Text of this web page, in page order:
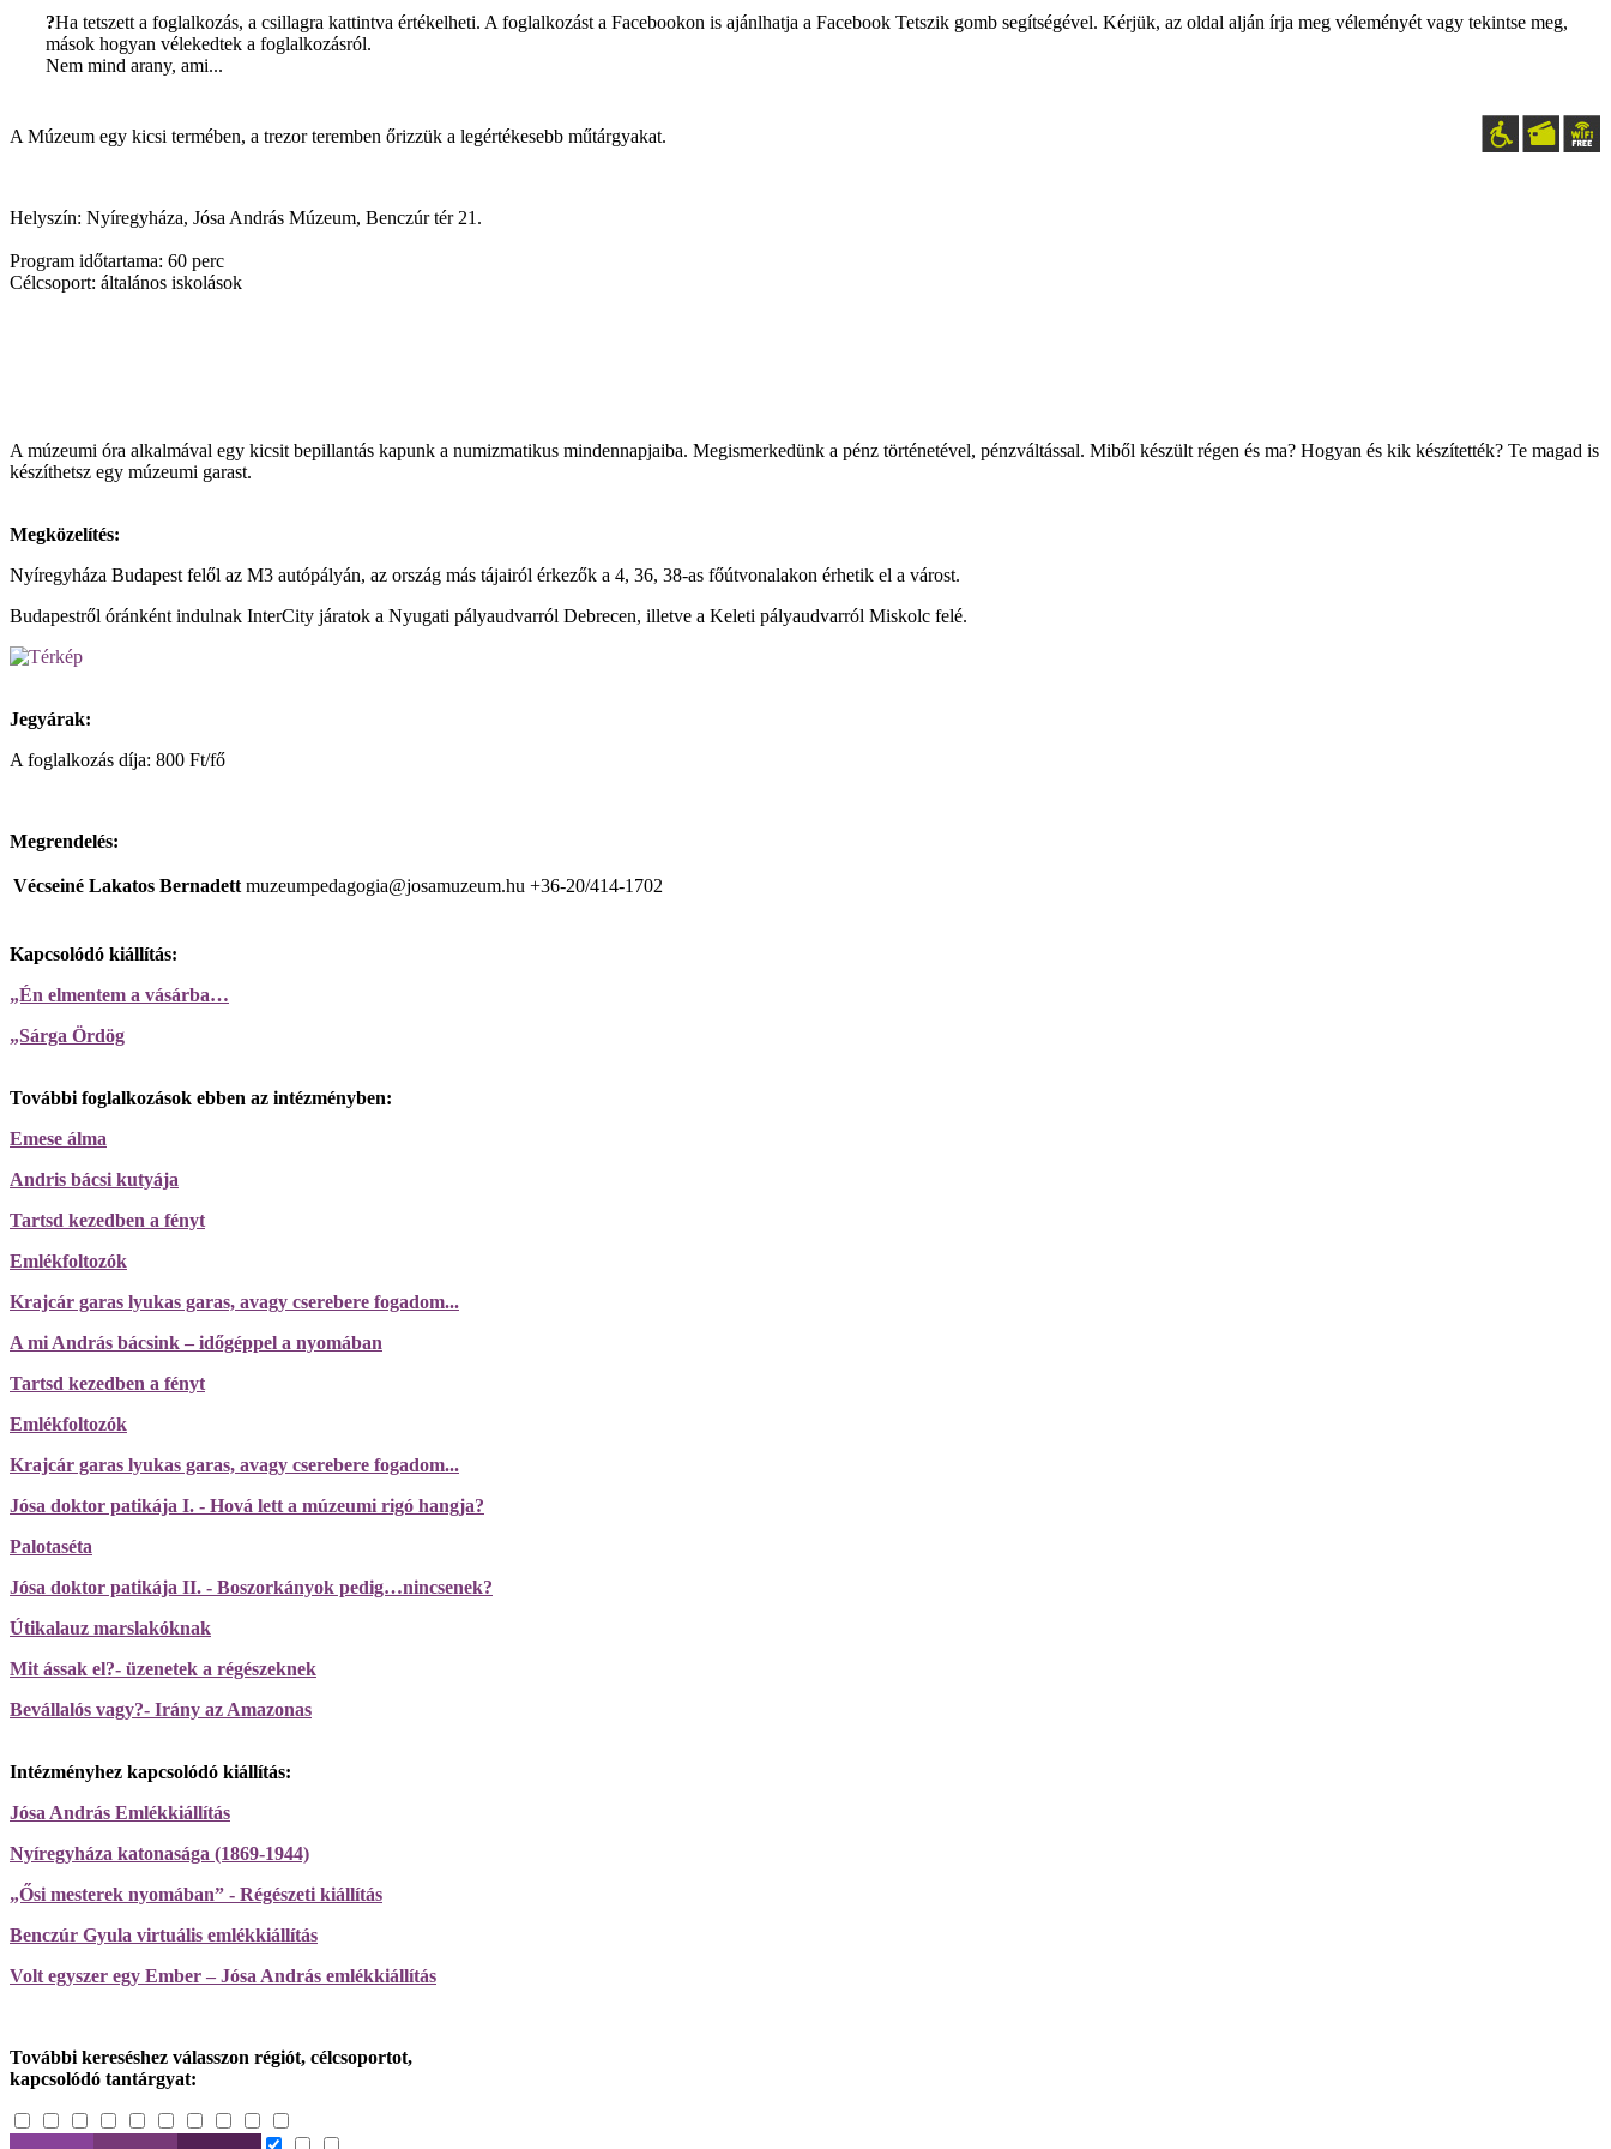
?Ha tetszett a foglalkozás, a csillagra kattintva értékelheti. A foglalkozást a Facebookon is ajánlhatja a Facebook Tetszik gomb segítségével. Kérjük, az oldal alján írja meg véleményét vagy tekintse meg,
mások hogyan vélekedtek a foglalkozásról.
Nem mind arany, ami...
A Múzeum egy kicsi termében, a trezor teremben őrizzük a legértékesebb műtárgyakat.
Helyszín: Nyíregyháza, Jósa András Múzeum, Benczúr tér 21.
Program időtartama: 60 perc
Célcsoport: általános iskolások
A múzeumi óra alkalmával egy kicsit bepillantás kapunk a numizmatikus mindennapjaiba. Megismerkedünk a pénz történetével, pénzváltással. Miből készült régen és ma? Hogyan és kik készítették? Te magad is
készíthetsz egy múzeumi garast.
Megközelítés:
Nyíregyháza Budapest felől az M3 autópályán, az ország más tájairól érkezők a 4, 36, 38-as főútvonalakon érhetik el a várost.
Budapestről óránként indulnak InterCity járatok a Nyugati pályaudvarról Debrecen, illetve a Keleti pályaudvarról Miskolc felé.
Jegyárak:
A foglalkozás díja: 800 Ft/fő
Megrendelés:
Vécseiné Lakatos Bernadett muzeumpedagogia@josamuzeum.hu +36-20/414-1702
Kapcsolódó kiállítás:
„Én elmentem a vásárba…
„Sárga Ördög
További foglalkozások ebben az intézményben:
Emese álma
Andris bácsi kutyája
Tartsd kezedben a fényt
Emlékfoltozók
Krajcár garas lyukas garas, avagy cserebere fogadom...
A mi András bácsink – időgéppel a nyomában
Tartsd kezedben a fényt
Emlékfoltozók
Krajcár garas lyukas garas, avagy cserebere fogadom...
Jósa doktor patikája I. - Hová lett a múzeumi rigó hangja?
Palotaséta
Jósa doktor patikája II. - Boszorkányok pedig…nincsenek?
Útikalauz marslakóknak
Mit ássak el?- üzenetek a régészeknek
Bevállalós vagy?- Irány az Amazonas
Intézményhez kapcsolódó kiállítás:
Jósa András Emlékkiállítás
Nyíregyháza katonasága (1869-1944)
„Ősi mesterek nyomában” - Régészeti kiállítás
Benczúr Gyula virtuális emlékkiállítás
Volt egyszer egy Ember – Jósa András emlékkiállítás
További kereséshez válasszon régiót, célcsoportot,
kapcsolódó tantárgyat: